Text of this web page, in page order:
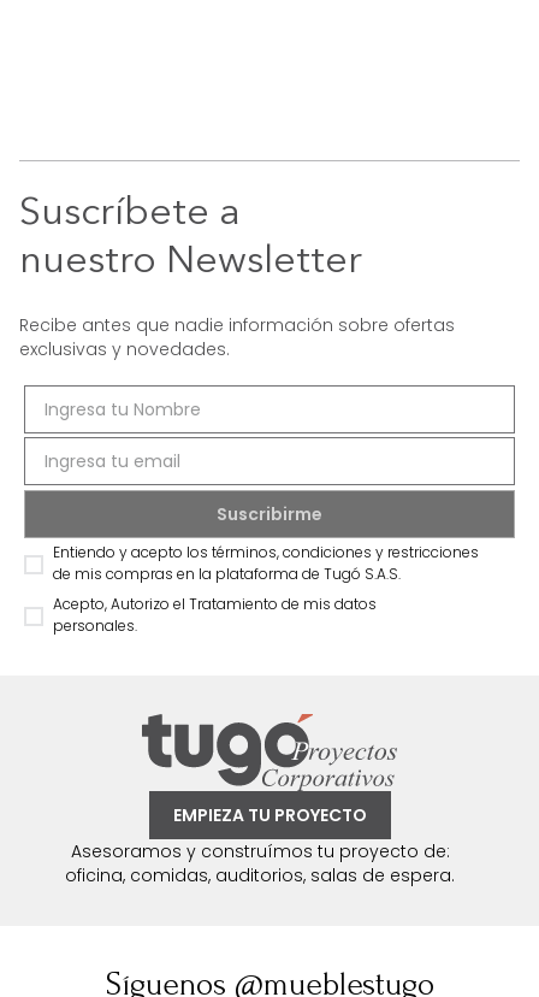
Suscríbete a
nuestro Newsletter
Recibe antes que nadie información sobre ofertas
exclusivas y novedades.
Entiendo y acepto los términos, condiciones y restricciones
de mis compras en la plataforma de Tugó S.A.S.
Acepto, Autorizo el Tratamiento de mis datos
personales.
EMPIEZA TU PROYECTO
Asesoramos y construímos tu proyecto de:
oficina, comidas, auditorios, salas de espera.
Síguenos @mueblestugo